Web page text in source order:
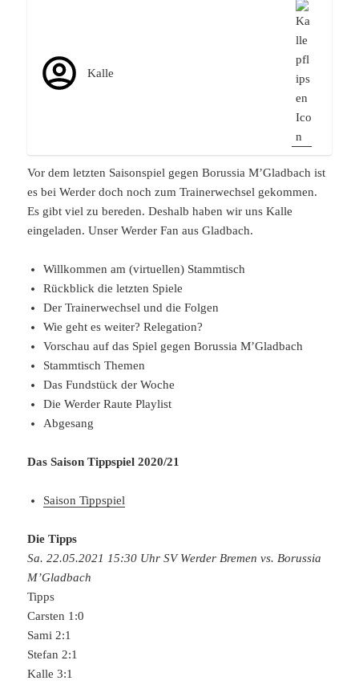
Kalle
Vor dem letzten Saisonspiel gegen Borussia M’Gladbach ist
es bei Werder doch noch zum Trainerwechsel gekommen.
Es gibt viel zu bereden. Deshalb haben wir uns Kalle
eingeladen. Unser Werder Fan aus Gladbach.
Willkommen am (virtuellen) Stammtisch
Rückblick die letzten Spiele
Der Trainerwechsel und die Folgen
Wie geht es weiter? Relegation?
Vorschau auf das Spiel gegen Borussia M’Gladbach
Stammtisch Themen
Das Fundstück der Woche
Die Werder Raute Playlist
Abgesang
Das Saison Tippspiel 2020/21
Saison Tippspiel
Die Tipps
Sa. 22.05.2021 15:30 Uhr SV Werder Bremen vs. Borussia
M’Gladbach
Tipps
Carsten 1:0
Sami 2:1
Stefan 2:1
Kalle 3:1